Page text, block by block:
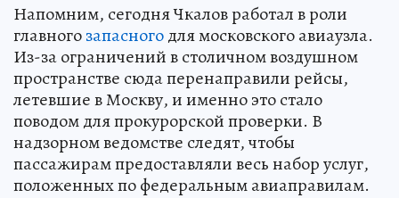
Напомним, сегодня Чкалов работал в роли
главногозапасногодля московского авиаузла.
Из-за ограничений в столичном воздушном
пространстве сюда перенаправили рейсы,
летевшие в Москву, и именно это стало
поводом для прокурорской проверки. В
надзорном ведомстве следят, чтобы
пассажирам предоставляли весь набор услуг,
положенных по федеральным авиаправилам.